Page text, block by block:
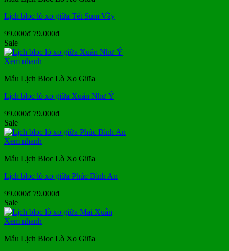
Lịch bloc lò xo giữa Tết Sum Vầy
99.000₫ Giá
là:
99.000₫.
79.000₫Giá
tại
Sale
Xem nhanh
Mẫu Lịch Bloc Lò Xo Giữa
Lịch bloc lò xo giữa Xuân Như Ý
99.000₫ Giá
là:
99.000₫.
79.000₫Giá
tại
Sale
Xem nhanh
Mẫu Lịch Bloc Lò Xo Giữa
Lịch bloc lò xo giữa Phúc Bình An
99.000₫ Giá
là:
99.000₫.
79.000₫Giá
tại
Sale
Xem nhanh
Mẫu Lịch Bloc Lò Xo Giữa